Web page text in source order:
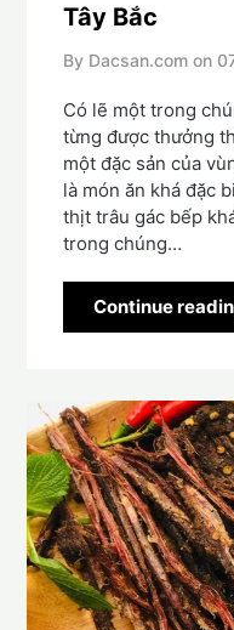
Tây Bắc
By Dacsan.com on
Có lẽ một trong
từng được thưởng
một đặc sản của
là món ăn khá đặc
thịt trâu gác bếp
trong chúng…
Continue